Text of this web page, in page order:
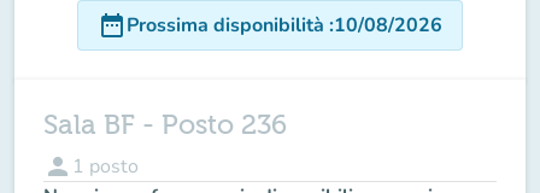
date_rangeProssima disponibilità :10/08/2026
Sala BF - Posto 236
person 1 posto